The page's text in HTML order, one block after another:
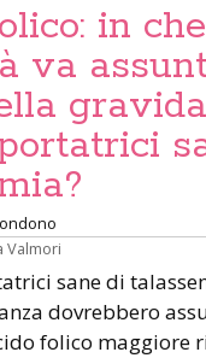
in che
va
Valmori
sane di
dovrebbero
folico maggiore